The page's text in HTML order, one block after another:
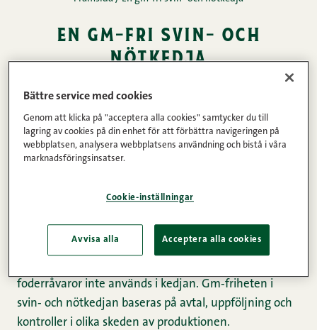
en gm-fri svin- och
nötkedja
23.01.2014 • Lästid: 1 minuter
Vårt sätt
djurens utfodring. I praktiken innebär detta att
produktionen bygger på överenskomna arbetssätt
foderråvaror inte används i kedjan. Gm‑friheten i
svin‑ och nötkedjan baseras på avtal, uppföljning och
kontroller i olika skeden av produktionen.
Bättre service med cookies
Genom att klicka på "acceptera alla cookies" samtycker du till
lagring av cookies på din enhet för att förbättra navigeringen på
webbplatsen, analysera webbplatsens användning och bistå i våra
marknadsföringsinsatser.
Cookie-inställningar
Avvisa alla Acceptera alla cookies